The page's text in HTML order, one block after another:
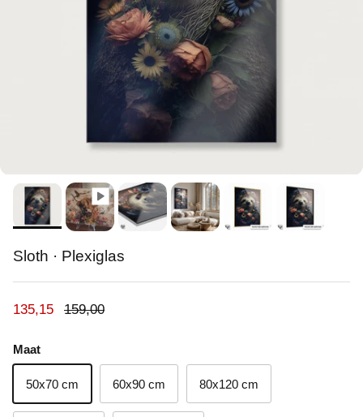
Sloth · Plexiglas
Verkoopprijs
135,15 Reguliere prijs
159,00
Maat
50x70 cm 60x90 cm 80x120 cm